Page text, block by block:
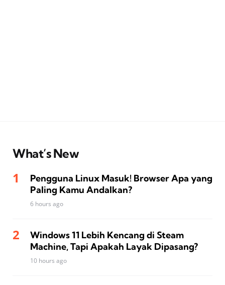
What’s New
Pengguna Linux Masuk! Browser Apa yang
Paling Kamu Andalkan?
6 hours ago
Windows 11 Lebih Kencang di Steam
Machine, Tapi Apakah Layak Dipasang?
10 hours ago